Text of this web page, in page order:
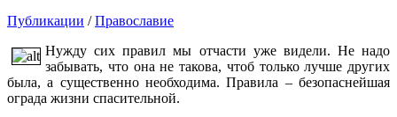
Публикации /Православие
Нужду сих правил мы отчасти уже видели. Не надо
забывать, что она не такова, чтоб только лучше других
была, а существенно необходима. Правила – безопаснейшая
ограда жизни спасительной.